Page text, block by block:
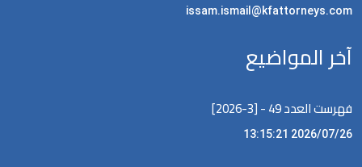
issam.ismail@kfattorneys.com
آخر المواضيع
فهرست العدد 49 - [3-2026]
2026/07/26 13:15:21